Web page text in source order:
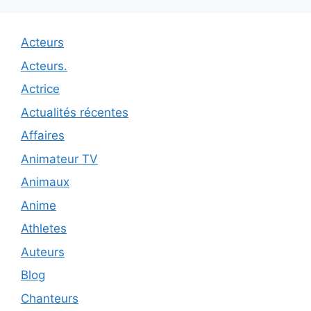
Acteurs
Acteurs.
Actrice
Actualités récentes
Affaires
Animateur TV
Animaux
Anime
Athletes
Auteurs
Blog
Chanteurs